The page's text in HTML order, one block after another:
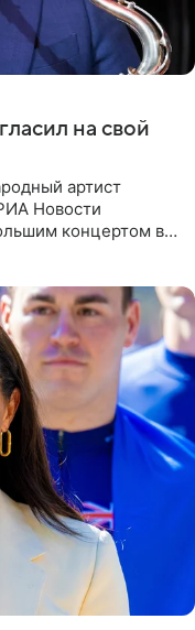
на свой
артист
Новости
концертом в